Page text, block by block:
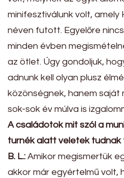
minifesztiválunk volt, amely
néven futott. Egyelőre
minden évben
az ötlet. Úgy gondoljuk,
adnunk kell olyan plusz
közönségnek, hanem saját
sok-sok év múlva is
A családotok mit szól a
turnék alatt veletek tudnak
B. L.: Amikor megismertük
akkor már egyértelmű volt,